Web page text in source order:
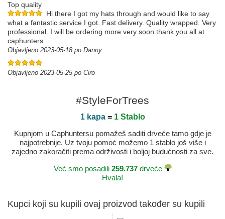
Top quality
Hi there I got my hats through and would like to say
what a fantastic service I got. Fast delivery. Quality wrapped. Very
professional. I will be ordering more very soon thank you all at
caphunters
Objavljeno 2023-05-18 po Danny
Objavljeno 2023-05-25 po Ciro
#StyleForTrees
1 kapa= 1 Stablo
Kupnjom u Caphuntersu pomažeš saditi drveće tamo gdje je
najpotrebnije. Uz tvoju pomoć možemo 1 stablo još više i
zajedno zakoračiti prema održivosti i boljoj budućnosti za sve.
Već smo posadili 259.737drveće
Hvala!
Kupci koji su kupili ovaj proizvod također su kupili